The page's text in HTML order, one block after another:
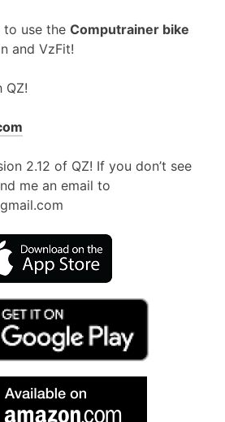
to use the Computrainer bike
and VzFit!
QZ!
2.12 of QZ! If you don’t see
me an email to